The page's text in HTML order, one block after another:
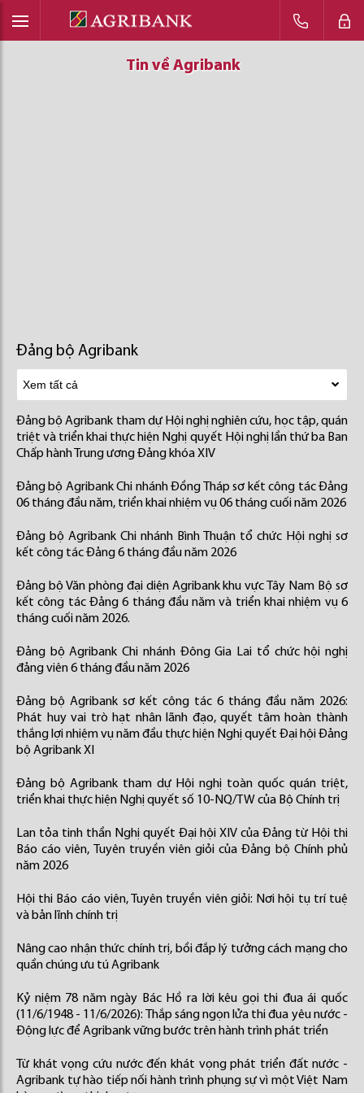
Tin về Agribank
Tin về Agribank
Tin về Agribank
Đảng bộ Agribank
Đảng bộ Agribank tham dự Hội nghị nghiên cứu, học tập, quán
triệt và triển khai thực hiện Nghị quyết Hội nghị lần thứ ba Ban
Chấp hành Trung ương Đảng khóa XIV
Đảng bộ Agribank Chi nhánh Đồng Tháp sơ kết công tác Đảng
06 tháng đầu năm, triển khai nhiệm vụ 06 tháng cuối năm 2026
Đảng bộ Agribank Chi nhánh Bình Thuận tổ chức Hội nghị sơ
kết công tác Đảng 6 tháng đầu năm 2026
Đảng bộ Văn phòng đại diện Agribank khu vực Tây Nam Bộ sơ
kết công tác Đảng 6 tháng đầu năm và triển khai nhiệm vụ 6
tháng cuối năm 2026.
Đảng bộ Agribank Chi nhánh Đông Gia Lai tổ chức hội nghị
đảng viên 6 tháng đầu năm 2026
Đảng bộ Agribank sơ kết công tác 6 tháng đầu năm 2026:
Phát huy vai trò hạt nhân lãnh đạo, quyết tâm hoàn thành
thắng lợi nhiệm vụ năm đầu thực hiện Nghị quyết Đại hội Đảng
bộ Agribank XI
Đảng bộ Agribank tham dự Hội nghị toàn quốc quán triệt,
triển khai thực hiện Nghị quyết số 10-NQ/TW của Bộ Chính trị
Lan tỏa tinh thần Nghị quyết Đại hội XIV của Đảng từ Hội thi
Báo cáo viên, Tuyên truyền viên giỏi của Đảng bộ Chính phủ
năm 2026
Hội thi Báo cáo viên, Tuyên truyền viên giỏi: Nơi hội tụ trí tuệ
và bản lĩnh chính trị
Nâng cao nhận thức chính trị, bồi đắp lý tưởng cách mạng cho
quần chúng ưu tú Agribank
Kỷ niệm 78 năm ngày Bác Hồ ra lời kêu gọi thi đua ái quốc
(11/6/1948 - 11/6/2026): Thắp sáng ngọn lửa thi đua yêu nước -
Động lực để Agribank vững bước trên hành trình phát triển
Từ khát vọng cứu nước đến khát vọng phát triển đất nước -
Agribank tự hào tiếp nối hành trình phụng sự vì một Việt Nam